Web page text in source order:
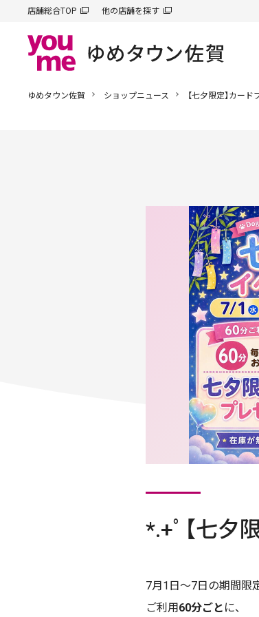
店舗総合TOP 他の店舗を探す
ゆめタウン佐賀 ショップニュース 【七夕限定】カー
*.+ﾟ【七夕
7月1日〜7日の期間限定
ご利用60分ごと に、